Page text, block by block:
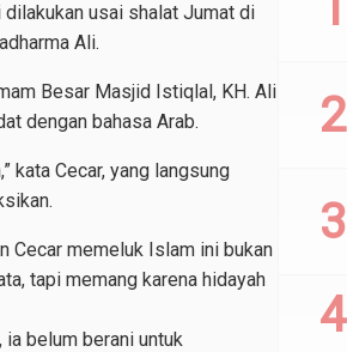
usai shalat Jumat di
Ali.
Besar Masjid Istiqlal, KH. Ali
dengan bahasa Arab.
kata Cecar, yang langsung
Cecar memeluk Islam ini bukan
tapi memang karena hidayah
belum berani untuk